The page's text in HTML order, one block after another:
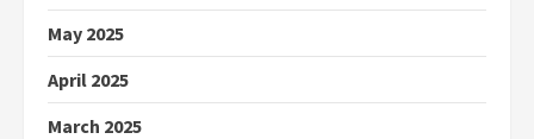
May 2025
April 2025
March 2025